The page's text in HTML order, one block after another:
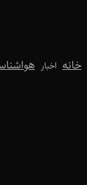
خانه اخبار